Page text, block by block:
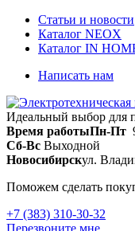
Статьи и новости
Каталог NEOX
Каталог IN
Написать нам
Идеальный выбор для
Время работыПн-Пт
Сб-Вс Выходной
Новосибирскул.
Поможем сделать
+7 (383) 310-30-32
Перезвоните мне